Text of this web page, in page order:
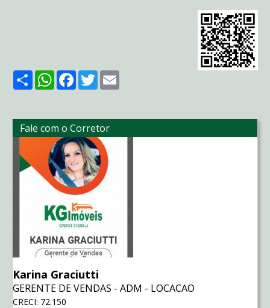
ShareWhatsApp
Facebook
Twitter
Fale com o Corretor
Karina Graciutti
GERENTE DE VENDAS - ADM - LOCACAO
CRECI: 72.150